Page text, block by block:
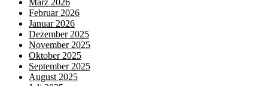
Februar 2026
Januar 2026
Dezember 2025
November 2025
Oktober 2025
September 2025
August 2025